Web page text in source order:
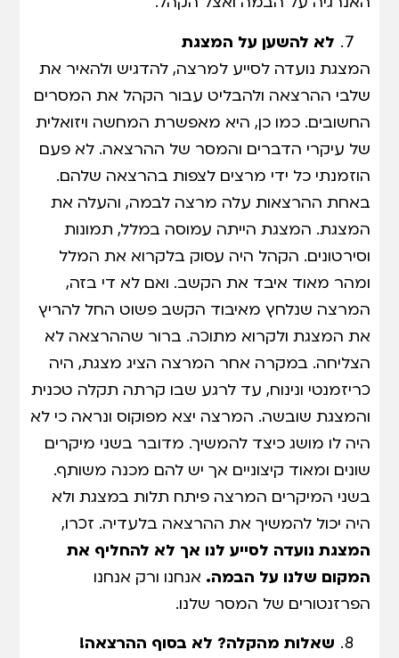
לא להשען על המצגת
המצגת נועדה לסייע למרצה, להדגיש ולהאיר את
שלבי ההרצאה ולהבליט עבור הקהל את המסרים
החשובים. כמו כן, היא מאפשרת המחשה ויזואלית
של עיקרי הדברים והמסר של ההרצאה. לא פעם
הוזמנתי כל ידי מרצים לצפות בהרצאה שלהם.
באחת ההרצאות עלה מרצה לבמה, והעלה את
המצגת. המצגת הייתה עמוסה במלל, תמונות
וסירטונים. הקהל היה עסוק בלקרוא את המלל
ומהר מאוד איבד את הקשב. ואם לא די בזה,
המרצה שנלחץ מאיבוד הקשב פשוט החל להריץ
את המצגת ולקרוא מתוכה. ברור שההרצאה לא
הצליחה. במקרה אחר המרצה הציג מצגת, היה
כריזמנטי ונינוח, עד לרגע שבו קרתה תקלה טכנית
והמצגת שובשה. המרצה יצא מפוקוס ונראה כי לא
היה לו מושג כיצד להמשיך. מדובר בשני מיקרים
שונים ומאוד קיצוניים אך יש להם מכנה משותף.
בשני המיקרים המרצה פיתח תלות במצגת ולא
היה יכול להמשיך את ההרצאה בלעדיה. זכרו,
המצגת נועדה לסייע לנו אך לא להחליף את
המקום שלנו על הבמה. אנחנו ורק אנחנו
הפרזנטורים של המסר שלנו.
שאלות מהקלה? לא בסוף ההרצאה!